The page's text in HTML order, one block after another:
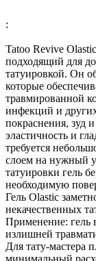
:
Tatoo Revive
подходящий для
татуировкой. Он
которые
травмированной
инфекций и
покраснения, зуд
эластичность и
требуется
слоем на нужный
татуировки гель
необходимую
Гель Olastic
некачественных
Применение: гель
излишней
Для тату-мастера
минимальный